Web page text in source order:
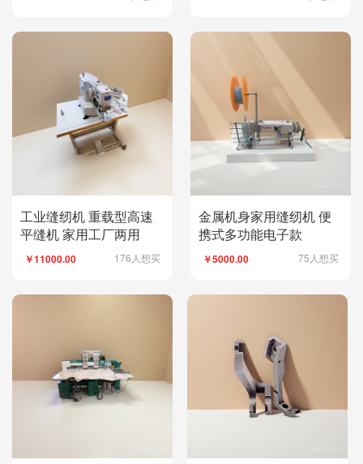
工业缝纫机 重载型高速
平缝机 家用工厂两用
￥11000.00 176人想买
金属机身家用缝纫机 便
携式多功能电子款
￥5000.00 75人想买